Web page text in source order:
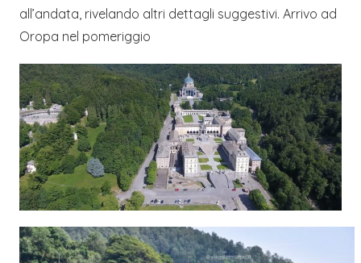
all’andata, rivelando altri dettagli suggestivi. Arrivo ad
Oropa nel pomeriggio